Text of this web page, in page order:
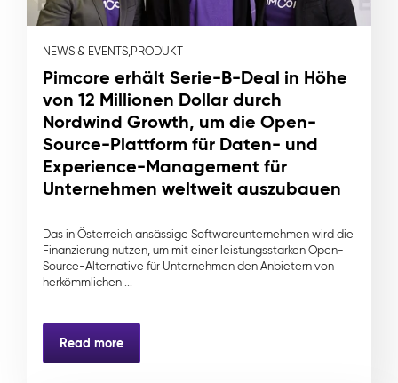
NEWS & EVENTS,PRODUKT
Pimcore erhält Serie-B-Deal in Höhe
von 12 Millionen Dollar durch
Nordwind Growth, um die Open-
Source-Plattform für Daten- und
Experience-Management für
Unternehmen weltweit auszubauen
Das in Österreich ansässige Softwareunternehmen wird die
Finanzierung nutzen, um mit einer leistungsstarken Open-
Source-Alternative für Unternehmen den Anbietern von
herkömmlichen ...
Read more